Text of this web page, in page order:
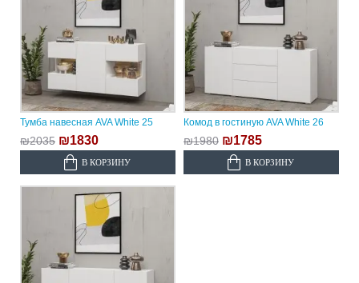
Тумба навесная AVA White 25
₪2035 ₪1830
В КОРЗИНУ
Комод в гостиную AVA White 26
₪1980 ₪1785
В КОРЗИНУ